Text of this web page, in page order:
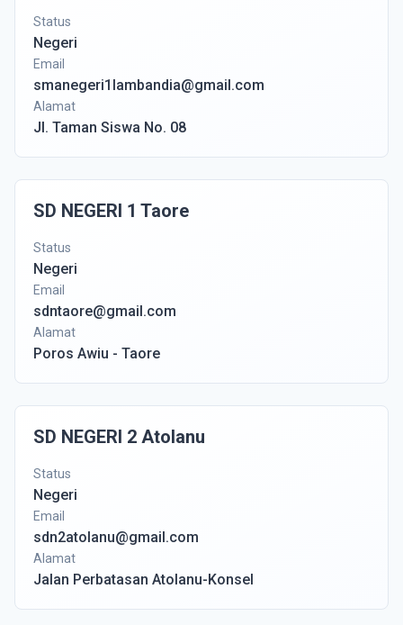
Status
Negeri
Email
smanegeri1lambandia@gmail.com
Alamat
Jl. Taman Siswa No. 08
SD NEGERI 1 Taore
Status
Negeri
Email
sdntaore@gmail.com
Alamat
Poros Awiu - Taore
SD NEGERI 2 Atolanu
Status
Negeri
Email
sdn2atolanu@gmail.com
Alamat
Jalan Perbatasan Atolanu-Konsel